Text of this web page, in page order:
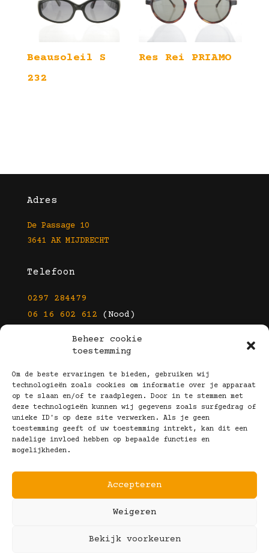
Beheer cookie
toestemming
Om de beste ervaringen te bieden, gebruiken wij
technologieën zoals cookies om informatie over je apparaat
op te slaan en/of te raadplegen. Door in te stemmen met
deze technologieën kunnen wij gegevens zoals surfgedrag of
unieke ID's op deze site verwerken. Als je geen
toestemming geeft of uw toestemming intrekt, kan dit een
nadelige invloed hebben op bepaalde functies en
mogelijkheden.
Accepteren
Weigeren
Bekijk voorkeuren
Beausoleil S
232
Res Rei PRIAMO
Adres
De Passage 10
3641 AK MIJDRECHT
Telefoon
0297 284479
06 16 602 612 (Nood)
info@kootbrillen.nl
Volg Ons!
Copyright © 2025 Koot Brillen
Algemene Voorwaarden